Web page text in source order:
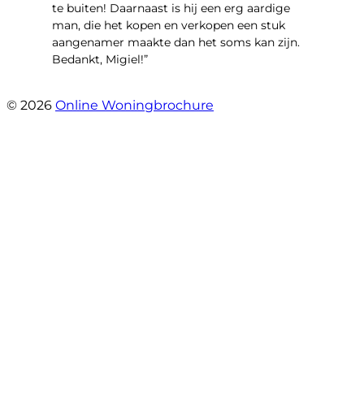
te buiten! Daarnaast is hij een erg aardige
man, die het kopen en verkopen een stuk
aangenamer maakte dan het soms kan zijn.
Bedankt, Migiel!”
© 2026 Online Woningbrochure